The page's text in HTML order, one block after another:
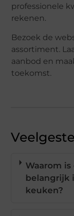
professionele
rekenen.
Bezoek de
assortiment.
aanbod en
toekomst.
Waarom
belangrijk
keuken?